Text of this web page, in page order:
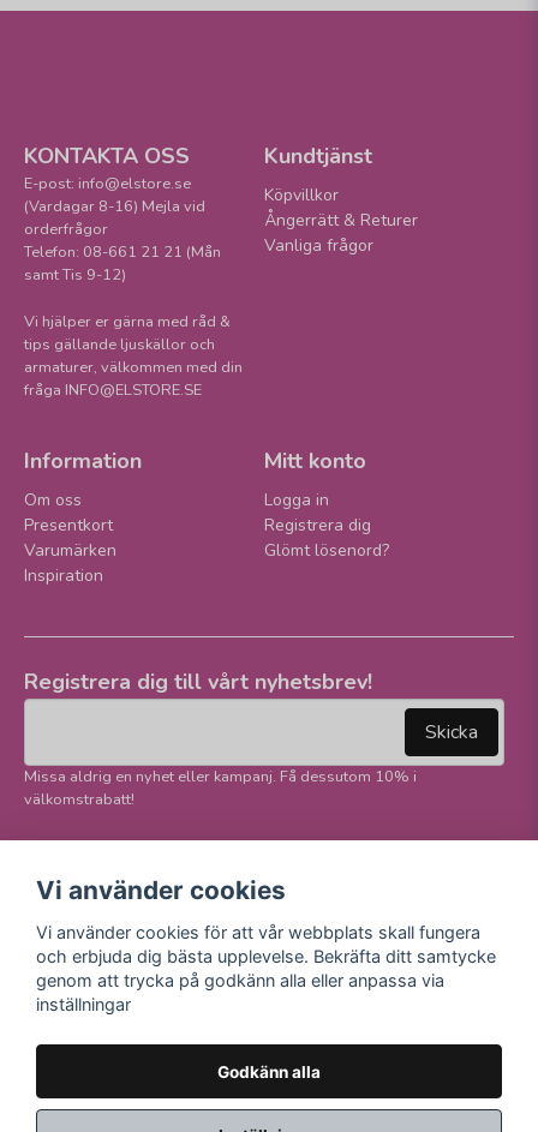
KONTAKTA OSS
E-post: info@elstore.se
(Vardagar 8-16) Mejla vid
orderfrågor
Telefon: 08-661 21 21 (Mån
samt Tis 9-12)
Vi hjälper er gärna med råd &
tips gällande ljuskällor och
armaturer, välkommen med din
fråga INFO@ELSTORE.SE
Kundtjänst
Köpvillkor
Ångerrätt & Returer
Vanliga frågor
Information
Om oss
Presentkort
Varumärken
Inspiration
Mitt konto
Logga in
Registrera dig
Glömt lösenord?
Registrera dig till vårt nyhetsbrev!
Skicka
Missa aldrig en nyhet eller kampanj. Få dessutom 10% i
välkomstrabatt!
sociala medier!
Facebook
Instagram
Youtube
E-handel
Vi använder cookies
Vi använder cookies för att vår webbplats skall fungera
och erbjuda dig bästa upplevelse. Bekräfta ditt samtycke
genom att trycka på godkänn alla eller anpassa via
inställningar
Godkänn alla